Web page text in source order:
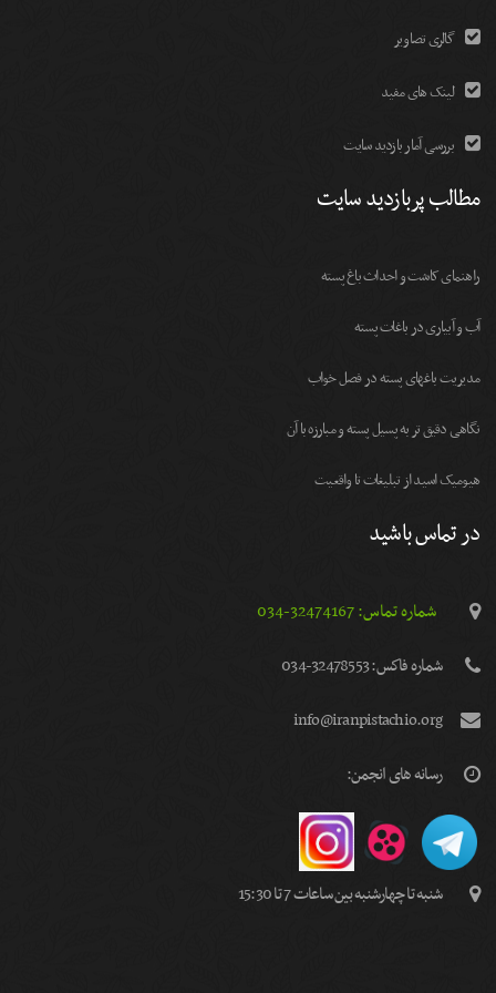
گالری تصاویر
لینک های مفید
بررسی آمار بازدید سایت
مطالب پربازدید سایت
راهنمای کاشت و احداث باغ پسته
آب و آبیاری در باغات پسته
مديريت باغهای پسته در فصل خواب
نگاهی دقیق تر به پسیل پسته و مبارزه با آن
هیومیک اسید از تبلیغات تا واقعیت
در تماس باشید
شماره تماس: 32474167-034
شماره فاكس: 32478553-034
info@iranpistachio.org
رسانه های انجمن:
شنبه تا چهارشنبه بین ساعات 7 تا 15:30